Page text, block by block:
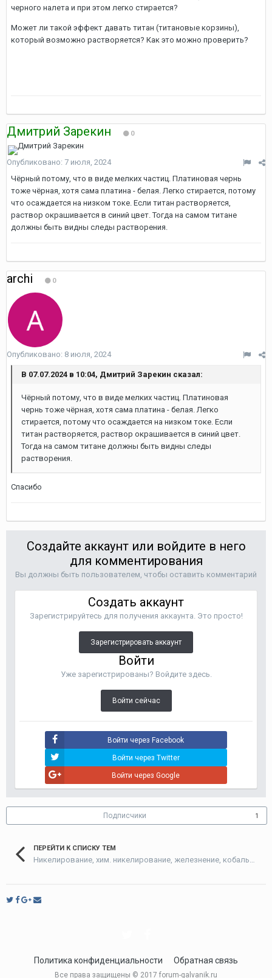
черного налета и при этом легко стирается?
Может ли такой эффект давать титан (титановые корзины),
который возможно растворяется? Как это можно проверить?
Дмитрий Зарекин 0
Опубликовано: 7 июля, 2024
Чёрный потому, что в виде мелких частиц. Платиновая чернь
тоже чёрная, хотя сама платина - белая. Легко стирается, потому
что осаждается на низком токе. Если титан растворяется,
раствор окрашивается в синий цвет. Тогда на самом титане
должны быть видны следы растворения.
archi 0
Опубликовано: 8 июля, 2024
В 07.07.2024 в 10:04, Дмитрий Зарекин сказал:
Чёрный потому, что в виде мелких частиц. Платиновая
чернь тоже чёрная, хотя сама платина - белая. Легко
стирается, потому что осаждается на низком токе. Если
титан растворяется, раствор окрашивается в синий цвет.
Тогда на самом титане должны быть видны следы
растворения.
Спасибо
Создайте аккаунт или войдите в него
для комментирования
Вы должны быть пользователем, чтобы оставить комментарий
Создать аккаунт
Зарегистрируйтесь для получения аккаунта. Это просто!
Зарегистрировать аккаунт
Войти
Уже зарегистрированы? Войдите здесь.
Войти сейчас
Войти через Facebook
Войти через Twitter
Войти через Google
Подписчики 1
ПЕРЕЙТИ К СПИСКУ ТЕМ
Политика конфиденциальности Обратная связь
Все права защищены © 2017 forum-galvanik.ru